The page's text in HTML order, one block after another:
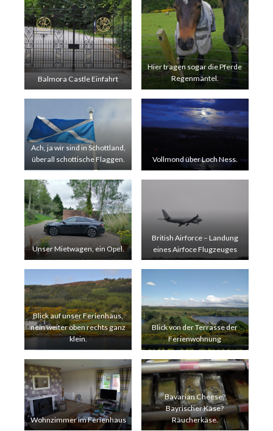
Balmora Castle Einfahrt
Hier tragen sogar die Pferde
Regenmäntel.
Ach, ja wir sind in Schottland,
überall schottische Flaggen.
Vollmond über Loch Ness.
Unser Mietwagen, ein Opel.
British Airforce – Landung
eines Airfoce Flugzeuges
Blick auf unser Ferienhaus,
nein weiter oben rechts ganz
klein.
Blick von der Terrasse der
Ferienwohnung
Wohnzimmer im Ferienhaus
Bavarian Cheese?
Bayrischer Käse?
Räucherkäse.